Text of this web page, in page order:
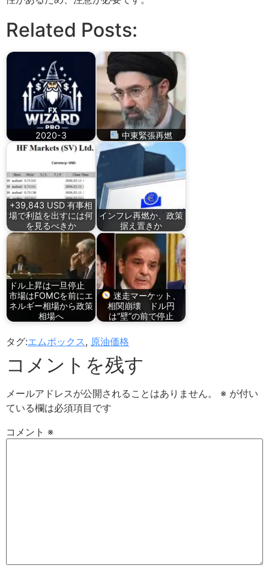
Related Posts:
2020-3 中東緊張再燃
+39,843 USD 有事相
場で利益を出すには何
を見るべきか
インフレ再燃か、政策
据え置きか
ドル上昇は一旦停止
市場はFOMCを前にエ
ネルギー相場から政策
相場へ
迷走マーケット、
相関崩壊 ドル円
は“壁”の前で停止
タグ:エムポックス, 原油価格
コメントを残す
メールアドレスが公開されることはありません。 ※ が付い
ている欄は必須項目です
コメント ※